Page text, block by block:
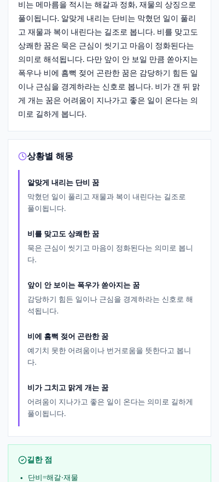
비는 메마름을 적시는 해갈과 정화, 재물의 상징으로
풀이됩니다. 알맞게 내리는 단비는 막혔던 일이 풀리
고 재물과 복이 내린다는 길조로 봅니다. 비를 맞고도
상쾌한 꿈은 묵은 근심이 씻기고 마음이 정화된다는
의미로 해석됩니다. 다만 앞이 안 보일 만큼 쏟아지는
폭우나 비에 흠뻑 젖어 곤란한 꿈은 감당하기 힘든 일
이나 근심을 경계하라는 신호로 봅니다. 비가 갠 뒤 맑
게 개는 꿈은 어려움이 지나가고 좋은 일이 온다는 의
미로 길하게 봅니다.
상황별 해몽
알맞게 내리는 단비 꿈
막혔던 일이 풀리고 재물과 복이 내린다는 길조로
풀이됩니다.
비를 맞고도 상쾌한 꿈
묵은 근심이 씻기고 마음이 정화된다는 의미로 봅니
다.
앞이 안 보이는 폭우가 쏟아지는 꿈
감당하기 힘든 일이나 근심을 경계하라는 신호로 해
석됩니다.
비에 흠뻑 젖어 곤란한 꿈
예기치 못한 어려움이나 번거로움을 뜻한다고 봅니
다.
비가 그치고 맑게 개는 꿈
어려움이 지나가고 좋은 일이 온다는 의미로 길하게
풀이됩니다.
길한 점
단비=해갈·재물